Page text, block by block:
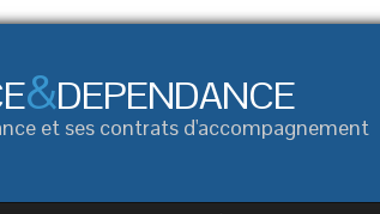
&DEPENDANCE
et ses contrats d'accompagnement